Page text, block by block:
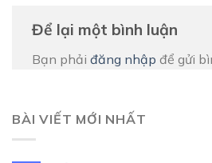
Để lại một bình luận
Bạn phải đăng nhập để gửi
BÀI VIẾT MỚI NHẤT